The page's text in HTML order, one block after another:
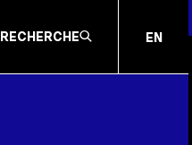
RECHERCHE EN